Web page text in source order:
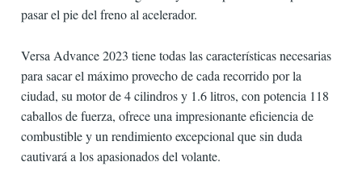
pasar el pie del freno al acelerador.
Versa Advance 2023 tiene todas las características necesarias
para sacar el máximo provecho de cada recorrido por la
ciudad, su motor de 4 cilindros y 1.6 litros, con potencia 118
caballos de fuerza, ofrece una impresionante eficiencia de
combustible y un rendimiento excepcional que sin duda
cautivará a los apasionados del volante.